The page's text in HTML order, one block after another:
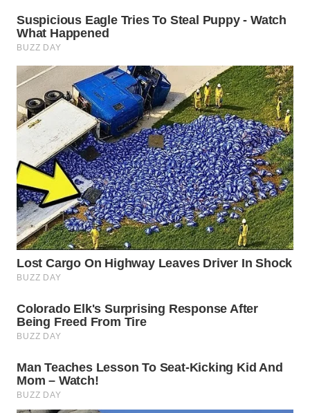
WN
CIREBON
WN
INDRAMAYU
WN
KUNINGAN
WN
MAJALENGKA
WN
SUBANG
SUKABUMI
WN
WN